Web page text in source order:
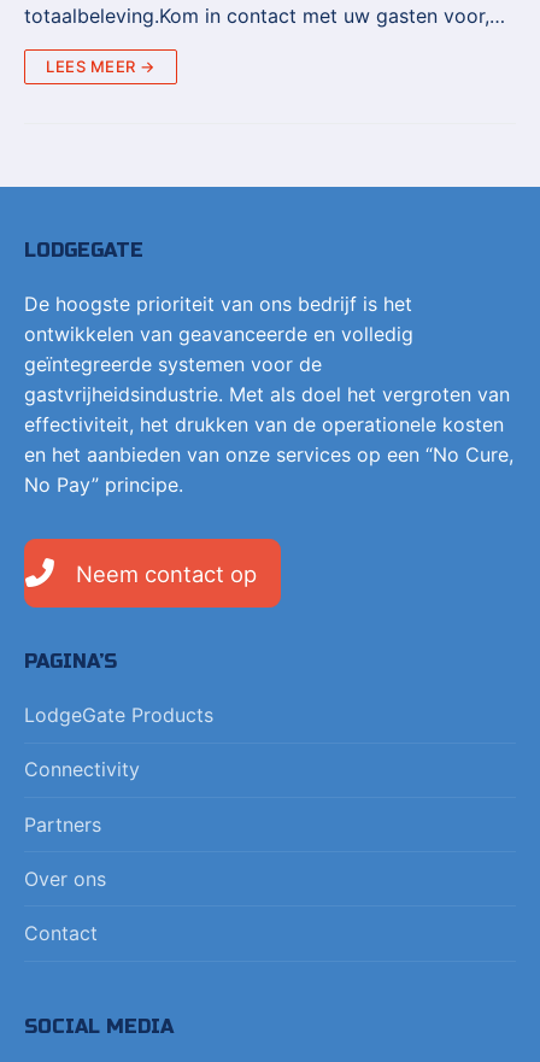
totaalbeleving.Kom in contact met uw gasten voor,…
LEES MEER →
LODGEGATE
De hoogste prioriteit van ons bedrijf is het
ontwikkelen van geavanceerde en volledig
geïntegreerde systemen voor de
gastvrijheidsindustrie. Met als doel het vergroten van
effectiviteit, het drukken van de operationele kosten
en het aanbieden van onze services op een “No Cure,
No Pay” principe.
Neem contact op
PAGINA’S
LodgeGate Products
Connectivity
Partners
Over ons
Contact
SOCIAL MEDIA